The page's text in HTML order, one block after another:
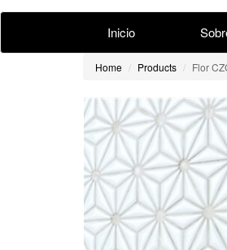
Inicio
Home Products Flor